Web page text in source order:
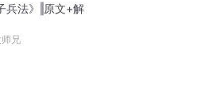
兵法》‖原文+解
兄